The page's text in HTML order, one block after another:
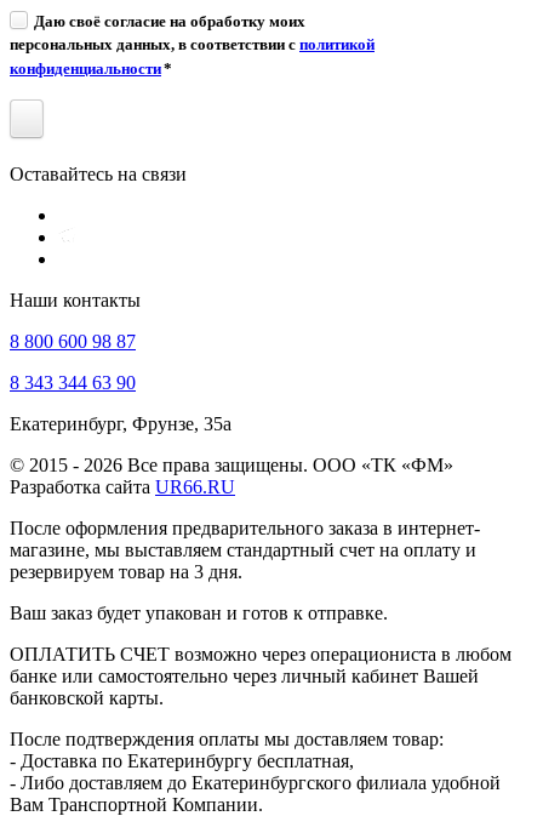
Даю своё согласие на обработку моих
персональных данных, в соответствии с политикой
конфиденциальности*
Оставайтесь на связи
Наши контакты
8 800 600 98 87
8 343 344 63 90
Екатеринбург, Фрунзе, 35а
© 2015 - 2026 Все права защищены. ООО «ТК «ФМ»
Разработка сайта UR66.RU
После оформления предварительного заказа в интернет-
магазине, мы выставляем стандартный счет на оплату и
резервируем товар на 3 дня.
Ваш заказ будет упакован и готов к отправке.
ОПЛАТИТЬ СЧЕТ возможно через операциониста в любом
банке или самостоятельно через личный кабинет Вашей
банковской карты.
После подтверждения оплаты мы доставляем товар:
- Доставка по Екатеринбургу бесплатная,
- Либо доставляем до Екатеринбургского филиала удобной
Вам Транспортной Компании.